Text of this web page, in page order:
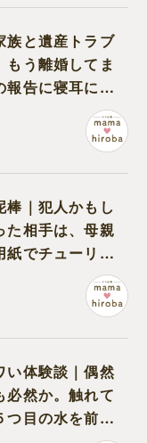
族と遺産トラブ
もう離婚してま
報告に寝耳に水
棒｜犯人かもし
た相手は、母親
紙でチューリッ
ただけだった
い体験談｜偶然
必然か。触れて
つ目の水を前に